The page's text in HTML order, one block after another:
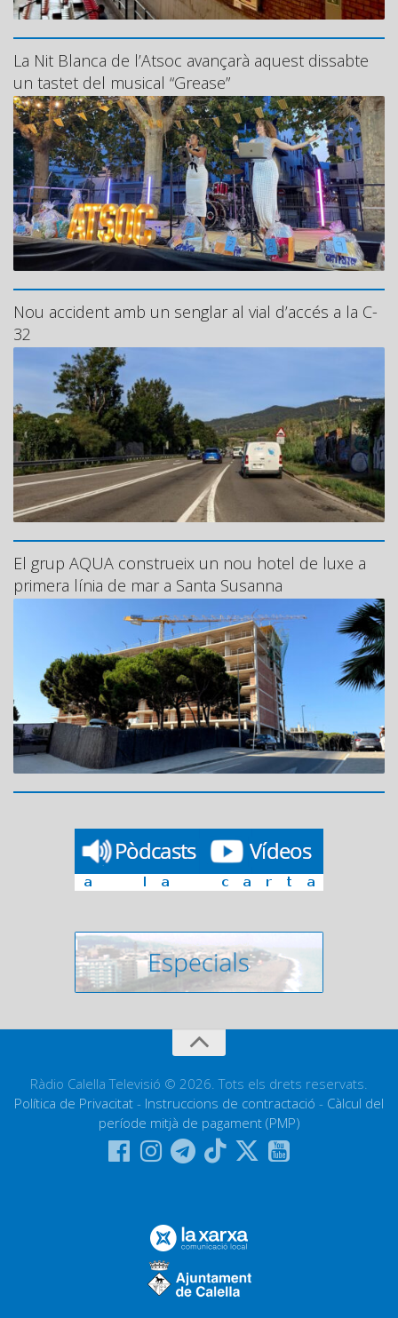
La Nit Blanca de l’Atsoc avançarà aquest dissabte
un tastet del musical “Grease”
Nou accident amb un senglar al vial d’accés a la C-
32
El grup AQUA construeix un nou hotel de luxe a
primera línia de mar a Santa Susanna
Ràdio Calella Televisió © 2026. Tots els drets reservats.
Política de Privacitat - Instruccions de contractació - Càlcul del
període mitjà de pagament (PMP)